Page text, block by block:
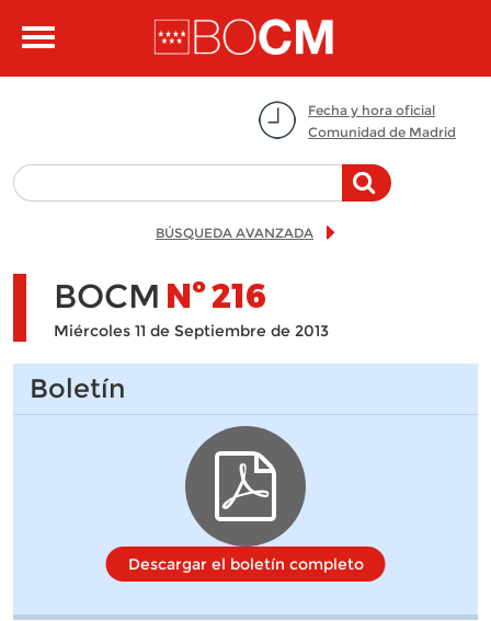
Toggle
Fecha y hora oficial
Comunidad de Madrid
BÚSQUEDA AVANZADA
BOCM Nº216
Miércoles 11 de Septiembre de 2013
Boletín
Descargar el boletín completo